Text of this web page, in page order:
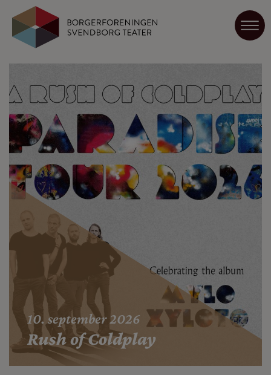
10. september 2026
Rush of Coldplay